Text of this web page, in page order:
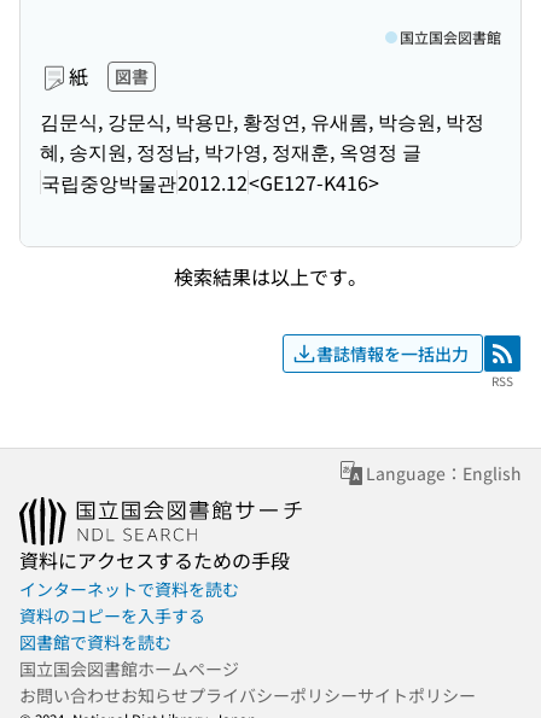
紙 図書
김문식, 강문식, 박용만, 황정연, 유새롬, 박승원, 박정
혜, 송지원, 정정남, 박가영, 정재훈, 옥영정 글
국립중앙박물관2012.12<GE127-K416>
国立国会図書館
検索結果は以上です。
書誌情報を一括出力 RSS
RSS
Language：English
資料にアクセスするための手段
インターネットで資料を読む
資料のコピーを入手する
図書館で資料を読む
国立国会図書館ホームページ
お問い合わせお知らせプライバシーポリシーサイトポリシー